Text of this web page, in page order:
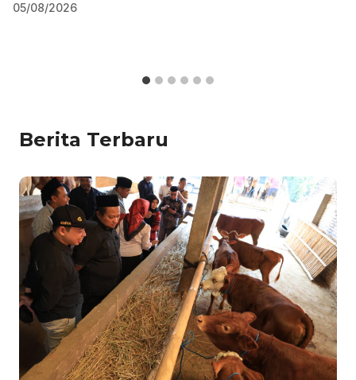
05/08/2026
Berita Terbaru